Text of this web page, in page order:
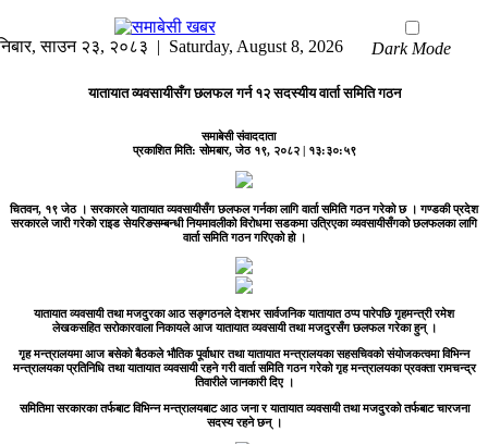
,साउन २३, २०८३ | Saturday, August 8, 2026 Dark Mode
यातायात व्यवसायीसँग छलफल गर्न १२ सदस्यीय वार्ता समिति गठन
समाबेसी संवाददाता
प्रकाशित मिति:सोमबार, जेठ १९, २०८२| १३:३०:५९
चितवन, १९ जेठ । सरकारले यातायात व्यवसायीसँग छलफल गर्नका लागि वार्ता समिति गठन गरेको छ । गण्डकी प्रदेश
सरकारले जारी गरेको राइड सेयरिङसम्बन्धी नियमावलीको विरोधमा सडकमा उत्रिएका व्यवसायीसँगको छलफलका लागि
वार्ता समिति गठन गरिएको हो ।
यातायात व्यवसायी तथा मजदुरका आठ सङ्गठनले देशभर सार्वजनिक यातायात ठप्प पारेपछि गृहमन्त्री रमेश
लेखकसहित सरोकारवाला निकायले आज यातायात व्यवसायी तथा मजदुरसँग छलफल गरेका हुन् ।
गृह मन्त्रालयमा आज बसेको बैठकले भौतिक पूर्वाधार तथा यातायात मन्त्रालयका सहसचिवको संयोजकत्वमा विभिन्न
मन्त्रालयका प्रतिनिधि तथा यातायात व्यवसायी रहने गरी वार्ता समिति गठन गरेको गृह मन्त्रालयका प्रवक्ता रामचन्द्र
तिवारीले जानकारी दिए ।
समितिमा सरकारका तर्फबाट विभिन्न मन्त्रालयबाट आठ जना र यातायात व्यवसायी तथा मजदुरको तर्फबाट चारजना
सदस्य रहने छन् ।